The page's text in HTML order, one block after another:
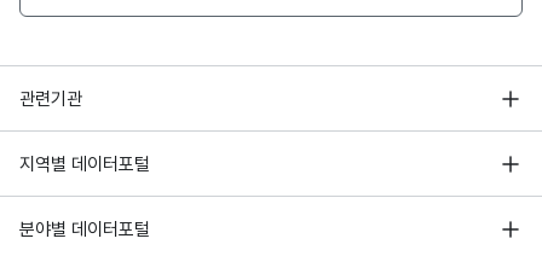
관련기관
행정안전부
한국지능정보사회진흥원
국가정보자원관리원
지역별 데이터포털
서울 열린데이터광장
경기데이터드림
분야별 데이터포털
기상자료개방포털